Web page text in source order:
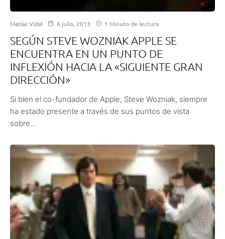
Matías Vidal 6 julio, 2013 1 Minuto de lectura
SEGÚN STEVE WOZNIAK APPLE SE
ENCUENTRA EN UN PUNTO DE
INFLEXIÓN HACIA LA «SIGUIENTE GRAN
DIRECCIÓN»
Si bien el co-fundador de Apple, Steve Wozniak, siempre
ha estado presente a través de sus puntos de vista
sobre...